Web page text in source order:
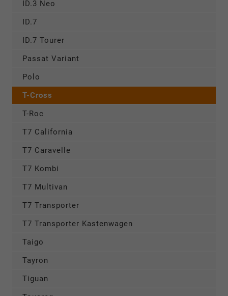
ID.3 Neo
ID.7
ID.7 Tourer
Passat Variant
Polo
T-Cross
T-Roc
T7 California
T7 Caravelle
T7 Kombi
T7 Multivan
T7 Transporter
T7 Transporter Kastenwagen
Taigo
Tayron
Tiguan